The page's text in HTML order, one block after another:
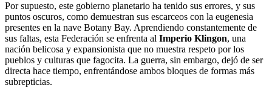
Por supuesto, este gobierno planetario ha tenido sus errores, y sus
puntos oscuros, como demuestran sus escarceos con la eugenesia
presentes en la nave Botany Bay. Aprendiendo constantemente de
sus faltas, esta Federación se enfrenta al Imperio Klingon, una
nación belicosa y expansionista que no muestra respeto por los
pueblos y culturas que fagocita. La guerra, sin embargo, dejó de ser
directa hace tiempo, enfrentándose ambos bloques de formas más
subrepticias.